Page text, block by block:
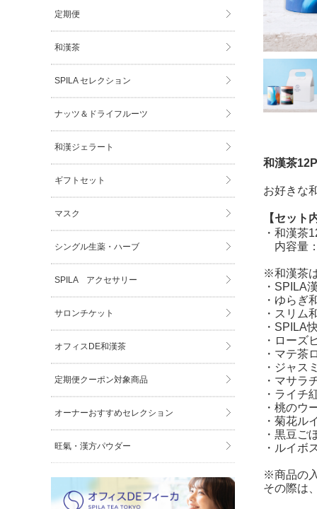
和漢茶
お好きな
【セット
・和漢茶
内容量
※和漢茶
・SPILA
・ゆらぎ
・スリム
・SPILA
・ローズ
・マテ茶
・ジャス
・マサラ
・ライチ
・桃のウ
・菊花ル
・黒豆ご
・ルイボ
※商品の
その際は
定期便
和漢茶
SPILA セレクション
ナッツ＆ドライフルーツ
和漢ジェラート
ギフトセット
マスク
シングル生薬・ハーブ
SPILA アクセサリー
サロンチケット
オフィスDE和漢茶
定期便クーポン対象商品
オーナーおすすめセレクション
旺氣・漢方パウダー